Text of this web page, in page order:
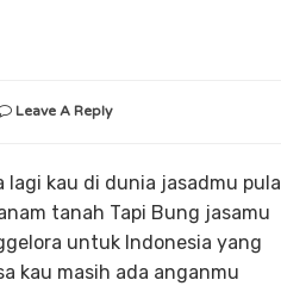
Leave A Reply
lagi kau di dunia jasadmu pula
tanah Tapi Bung jasamu
untuk Indonesia yang
kau masih ada anganmu